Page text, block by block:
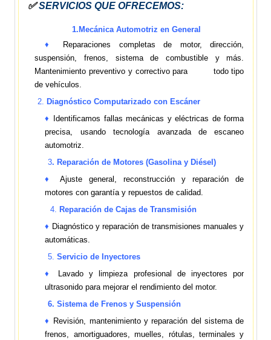
✅SERVICIOS QUE OFRECEMOS:
1.Mecánica Automotriz en General
♦
Reparaciones completas de motor, dirección,
suspensión, frenos, sistema de combustible y más.
Mantenimiento preventivo y correctivo para todo tipo
de vehículos.
2. Diagnóstico Computarizado con Escáner
♦
Identificamos fallas mecánicas y eléctricas de forma
precisa, usando tecnología avanzada de escaneo
automotriz.
3. Reparación de Motores (Gasolina y Diésel)
♦
Ajuste general, reconstrucción y reparación de
motores con garantía y repuestos de calidad.
4. Reparación de Cajas de Transmisión
♦ Diagnóstico y reparación de transmisiones manuales y
automáticas.
5.Servicio de Inyectores
♦
Lavado y limpieza profesional de inyectores por
ultrasonido para mejorar el rendimiento del motor.
6. Sistema de Frenos y Suspensión
♦
Revisión, mantenimiento y reparación del sistema de
frenos, amortiguadores, muelles, rótulas, terminales y